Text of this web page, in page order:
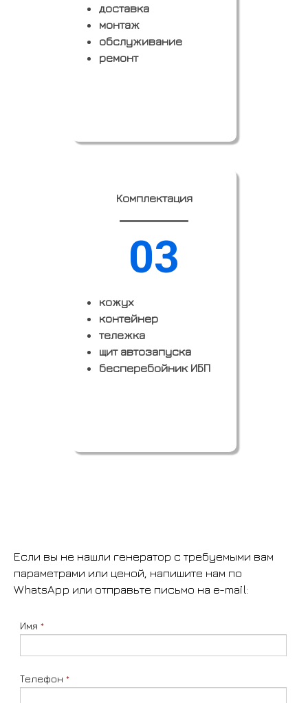
доставка
монтаж
обслуживание
ремонт
Комплектация
03
кожух
контейнер
тележка
щит автозапуска
бесперебойник ИБП
Если вы не нашли генератор с требуемыми вам
параметрами или ценой, напишите нам по
WhatsApp или отправьте письмо на e-mail:
Имя *
Телефон *